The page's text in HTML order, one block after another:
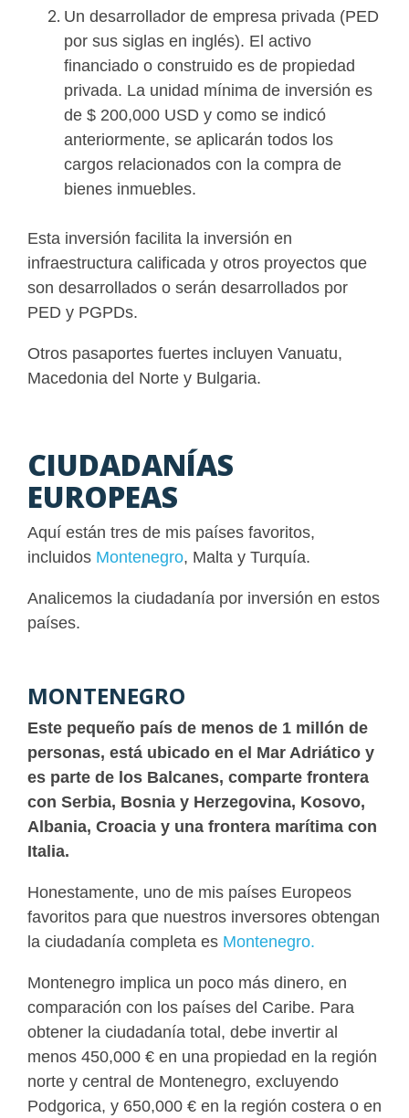
Un desarrollador de empresa privada (PED
por sus siglas en inglés). El activo
financiado o construido es de propiedad
privada. La unidad mínima de inversión es
de $ 200,000 USD y como se indicó
anteriormente, se aplicarán todos los
cargos relacionados con la compra de
bienes inmuebles.
Esta inversión facilita la inversión en
infraestructura calificada y otros proyectos que
son desarrollados o serán desarrollados por
PED y PGPDs.
Otros pasaportes fuertes incluyen Vanuatu,
Macedonia del Norte y Bulgaria.
CIUDADANÍAS
EUROPEAS
Aquí están tres de mis países favoritos,
incluidos Montenegro, Malta y Turquía.
Analicemos la ciudadanía por inversión en estos
países.
MONTENEGRO
Este pequeño país de menos de 1 millón de
personas, está ubicado en el Mar Adriático y
es parte de los Balcanes, comparte frontera
con Serbia, Bosnia y Herzegovina, Kosovo,
Albania, Croacia y una frontera marítima con
Italia.
Honestamente, uno de mis países Europeos
favoritos para que nuestros inversores obtengan
la ciudadanía completa es Montenegro.
Montenegro implica un poco más dinero, en
comparación con los países del Caribe. Para
obtener la ciudadanía total, debe invertir al
menos 450,000 € en una propiedad en la región
norte y central de Montenegro, excluyendo
Podgorica, y 650,000 € en la región costera o en